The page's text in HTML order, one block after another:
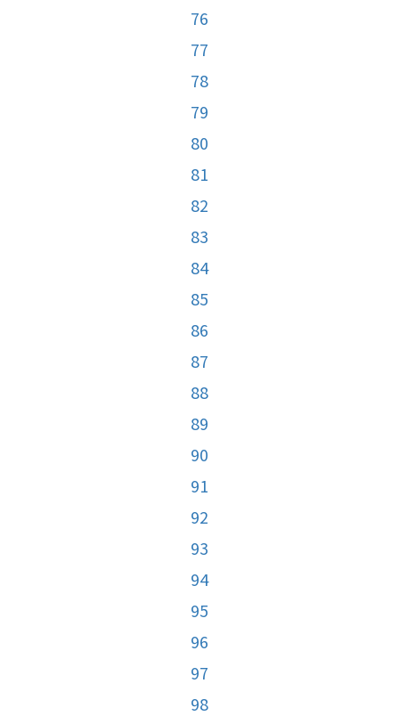
76
77
78
79
80
81
82
83
84
85
86
87
88
89
90
91
92
93
94
95
96
97
98